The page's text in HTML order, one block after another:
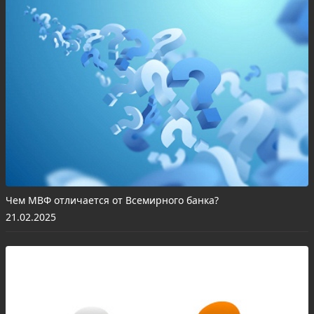
Чем МВФ отличается от Всемирного банка?
21.02.2025